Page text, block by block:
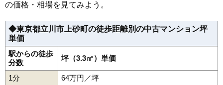
マンションナビで
無料一括査定をする
アネックス立川
住所 東京都立川市幸町3丁目
交通 泉体育館駅（12分）
の価格・相場を見てみよう。
◆東京都立川市上砂町の徒歩距離別の中古マンション坪
単価
駅からの徒歩
分数
坪（3.3㎡）単価
1分
64万円／坪